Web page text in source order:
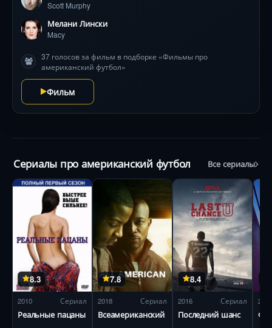
бы…». И вот однажды он получает уникальный шанс
— вернуться из настоящего в прошлое и изменить
историю!
Scott Murphy
Мелани Лински
Macy
37 голосов за фильм в подборке «Фильмы про
американский футбол»
Фильм
Сериалы про американский футбол Все сериалы
8.3
2010 Сериал
Реальные пацаны
7.8
2018 Сериал
Всеамериканский
8.4
2016 Сериал
Последний шанс
2015